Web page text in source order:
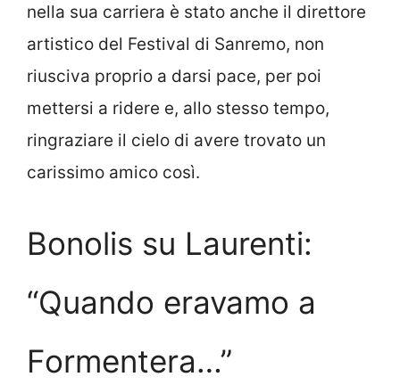
nella sua carriera è stato anche il direttore
artistico del Festival di Sanremo, non
riusciva proprio a darsi pace, per poi
mettersi a ridere e, allo stesso tempo,
ringraziare il cielo di avere trovato un
carissimo amico così.
Bonolis su Laurenti:
“Quando eravamo a
Formentera…”